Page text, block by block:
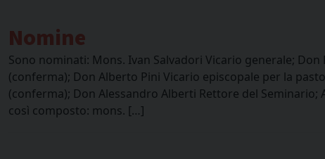
Nomine
Sono nominati: Mons. Ivan Salvadori Vicario generale;
(conferma); Don Alberto Pini Vicario episcopale per la
(conferma); Don Alessandro Alberti Rettore del
così composto: mons. […]